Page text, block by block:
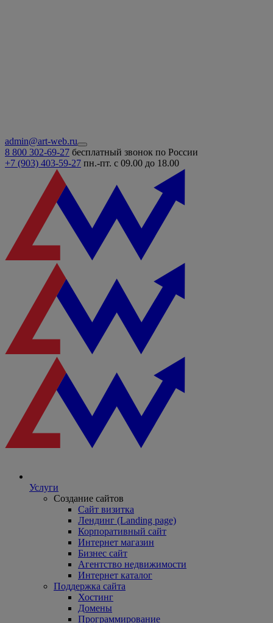
admin@art-web.ru
8 800 302-69-27 бесплатный звонок по России
+7 (903) 403-59-27 пн.-пт. с 09.00 до 18.00
Услуги
Создание сайтов
Сайт визитка
Лендинг (Landing page)
Корпоративный сайт
Интернет магазин
Бизнес сайт
Агентство недвижимости
Интернет каталог
Поддержка сайта
Хостинг
Домены
Программирование